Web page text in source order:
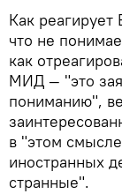
Как реагирует
что не
как
МИД — "это
пониманию",
в "этом
иностранных
странные".